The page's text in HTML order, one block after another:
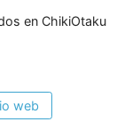
en ChikiOtaku
web